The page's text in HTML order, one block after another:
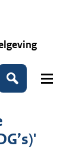
Zoeken